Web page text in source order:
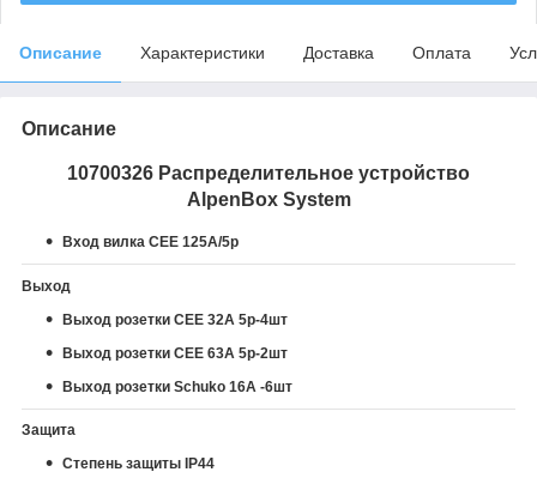
Описание Характеристики Доставка Оплата
Описание
10700326 Распределительное устройство
AlpenBox System
Вход вилка CEE 125A/5p
Выход
Выход розетки СЕЕ 32А 5р-4шт
Выход розетки СЕЕ 63А 5р-2шт
Выход розетки Schuko 16А -6шт
Защита
Степень защиты IP44